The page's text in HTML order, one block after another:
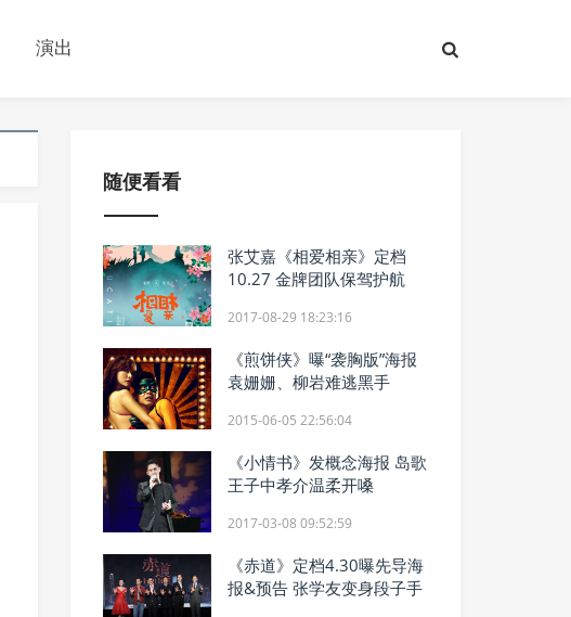
演出
随便看看
张艾嘉《相爱相亲》定档
10.27 金牌团队保驾护航
2017-08-29 18:23:16
《煎饼侠》曝“袭胸版”海报
袁姗姗、柳岩难逃黑手
2015-06-05 22:56:04
《小情书》发概念海报 岛歌
王子中孝介温柔开嗓
2017-03-08 09:52:59
《赤道》定档4.30曝先导海
报&预告 张学友变身段子手